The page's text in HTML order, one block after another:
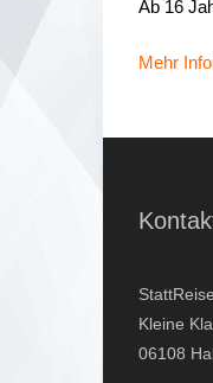
Ab 16
Mehr
Kleine
06108